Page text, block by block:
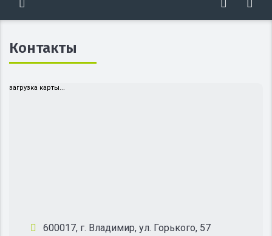
Контакты
загрузка карты...
600017, г. Владимир, ул. Горького, 57